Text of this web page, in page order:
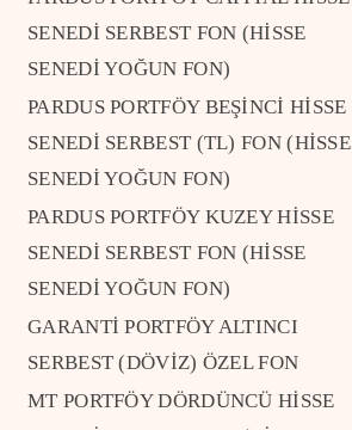
SENEDİ SERBEST FON (HİSSE
SENEDİ YOĞUN FON)
PARDUS PORTFÖY BEŞİNCİ HİSSE
SENEDİ SERBEST (TL) FON (HİSSE
SENEDİ YOĞUN FON)
PARDUS PORTFÖY KUZEY HİSSE
SENEDİ SERBEST FON (HİSSE
SENEDİ YOĞUN FON)
GARANTİ PORTFÖY ALTINCI
SERBEST (DÖVİZ) ÖZEL FON
MT PORTFÖY DÖRDÜNCÜ HİSSE